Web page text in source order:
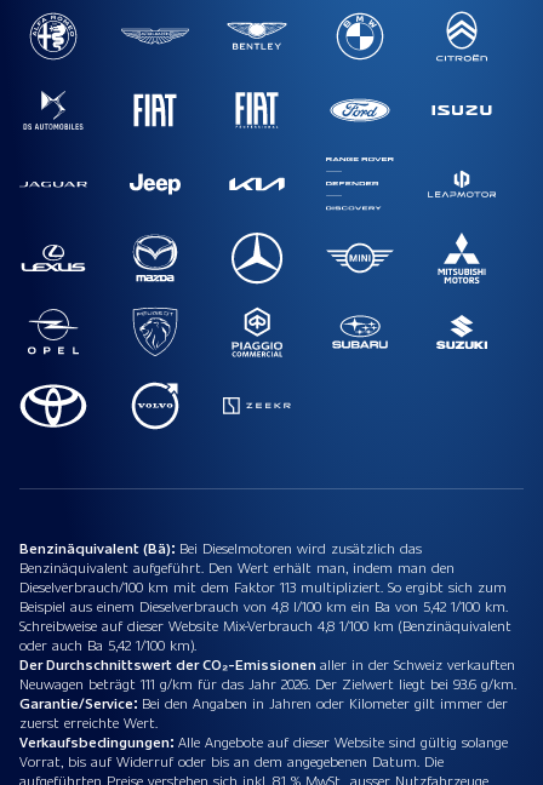
Benzinäquivalent (Bä): Bei Dieselmotoren wird zusätzlich das
Benzinäquivalent aufgeführt. Den Wert erhält man, indem man den
Dieselverbrauch/100 km mit dem Faktor 113 multipliziert. So ergibt sich zum
Beispiel aus einem Dieselverbrauch von 4,8 l/100 km ein Ba von 5,42 1/100 km.
Schreibweise auf dieser Website Mix-Verbrauch 4,8 1/100 km (Benzinäquivalent
oder auch Ba 5,42 1/100 km).
Der Durchschnittswert der CO₂-Emissionenaller in der Schweiz verkauften
Neuwagen beträgt 111 g/km für das Jahr 2026. Der Zielwert liegt bei 93.6 g/km.
Garantie/Service: Bei den Angaben in Jahren oder Kilometer gilt immer der
zuerst erreichte Wert.
Verkaufsbedingungen: Alle Angebote auf dieser Website sind gültig solange
Vorrat, bis auf Widerruf oder bis an dem angegebenen Datum. Die
aufgeführten Preise verstehen sich inkl. 8.1 % MwSt., ausser Nutzfahrzeuge.